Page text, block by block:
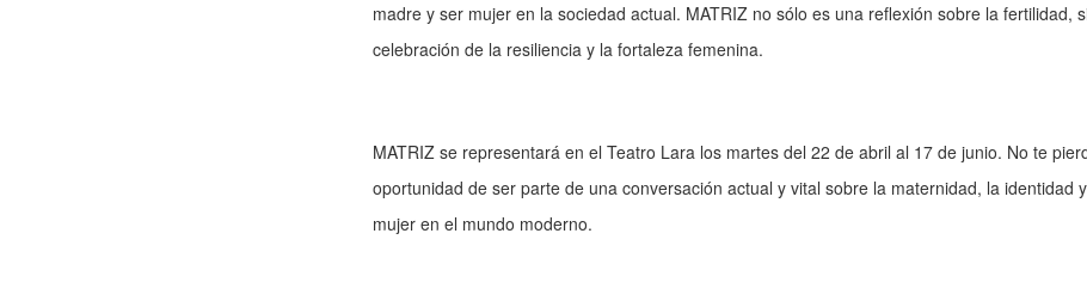
madre y ser mujer en la sociedad actual. MATRIZ no sólo es una reflexión sobre la fertilidad,
celebración de la resiliencia y la fortaleza femenina.
MATRIZ se representará en el Teatro Lara los martes del 22 de abril al 17 de junio. No te
oportunidad de ser parte de una conversación actual y vital sobre la maternidad, la identidad
mujer en el mundo moderno.